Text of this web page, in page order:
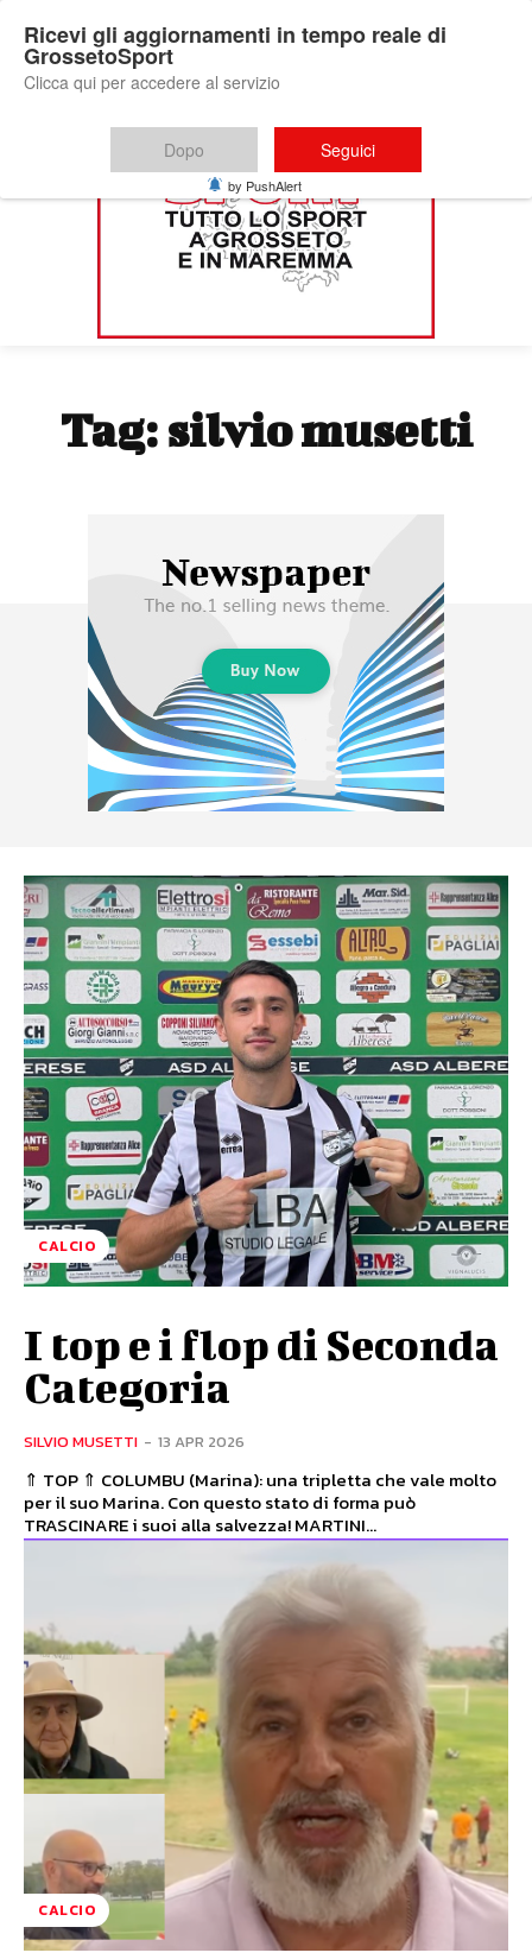
Tag: silvio musetti
CALCIO
I top e i flop di Seconda
Categoria
SILVIO MUSETTI - 13 APR 2026
⇑ TOP ⇑ COLUMBU (Marina): una tripletta che vale molto
per il suo Marina. Con questo stato di forma può
TRASCINARE i suoi alla salvezza! MARTINI...
CALCIO
Ricevi gli aggiornamenti in tempo reale di
GrossetoSport
Clicca qui per accedere al servizio
Dopo Seguici
by PushAlert